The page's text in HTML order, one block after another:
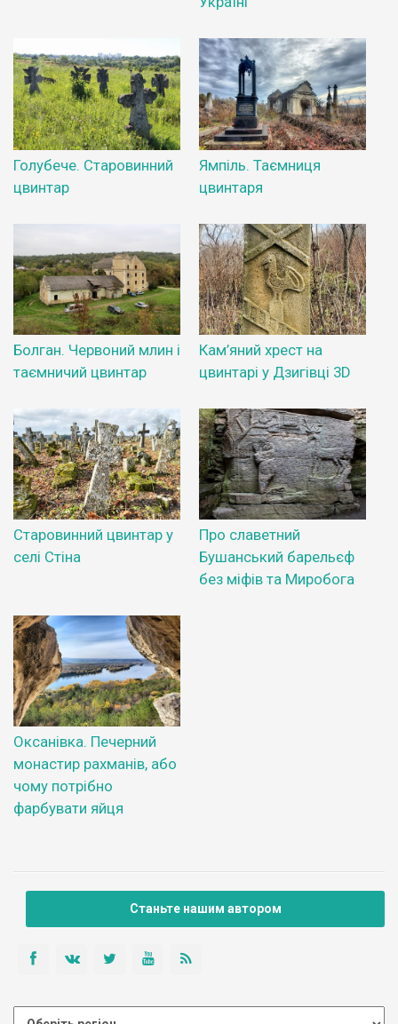
Голубече. Старовинний
цвинтар
Ямпіль. Таємниця
цвинтаря
Болган. Червоний млин і
таємничий цвинтар
Кам’яний хрест на
цвинтарі у Дзигівці 3D
Старовинний цвинтар у
селі Стіна
Про славетний
Бушанський барельєф
без міфів та Миробога
Оксанівка. Печерний
монастир рахманів, або
чому потрібно
фарбувати яйця
Станьте нашим автором